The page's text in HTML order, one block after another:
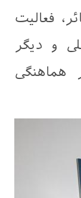
فعالیت
و دیگر
هماهنگی